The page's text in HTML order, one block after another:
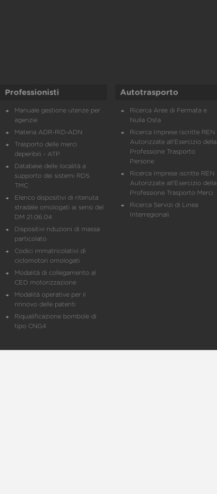
Professionisti
Manuale gestione utenze per
agenzie
Materia ADR-RID-ADN
Trasporto delle merci
deperibili - ATP
Database delle località a
supporto dei sistemi RDS
TMC
Elenco dispositivi di ritenuta
stradale omologati ai sensi del
DM 21.06.04
Dispositivi riduzioni di massa
particolato
Codici immatricolativi di
ciclomotori omologati
Modalità di collegamento al
CED motorizzazione
Modalità operative per il
rinnovo delle patenti
Riqualificazione bombole di
tipo CNG4
Autotrasporto
Ricerca Aree di Fermata e
Nulla Osta
Ricerca Imprese Iscritte REN
Autorizzate all'Esercizio della
Professione Trasporto
Persone
Ricerca Imprese iscritte REN
Autorizzate all'Esercizio della
Professione Trasporto Merci
Ricerca Servizi di Linea
Interregionali